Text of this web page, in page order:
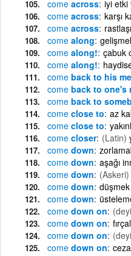
come across iyi etki
come across karşı
come across
come along
come along! çabuk
come along!
come back to his
come back to one's
come back to
come close to az
come close to
come closer (Latin)
come down
come down aşağı
come down (Askeri)
come down
come down
come down on
come down on
come down on
come down on